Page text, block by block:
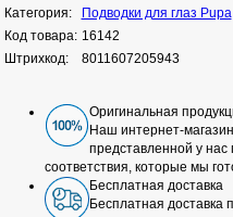
Категория:
Подводки для глаз Pupa
Код товара: 16142
Штрихкод:
8011607205943
Оригинальная
Наш интернет-
представленной у
соответствия, которые мы
Бесплатная доставка
Бесплатная доставка